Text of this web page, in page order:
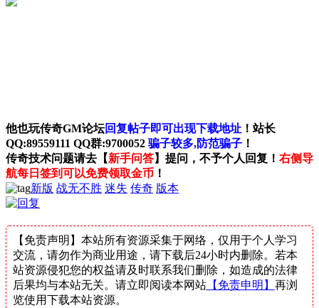
他也玩传奇GM论坛回复帖子即可出现下载地址 ！站长
QQ:89559111 QQ群:9700052 骗子较多,防范骗子 ！
传奇技术问题请去【新手问答】提问，不予个人回复！ 右侧导
航每日签到可以免费领取金币 ！
新版 战无不胜 迷失 传奇 版本
【免责声明】本站所有资源采集于网络，仅用于个人学习
交流，请勿作为商业用途，请下载后24小时内删除。若本
站资源侵犯您的权益请及时联系我们删除，如造成的法律
后果均与本站无关。请立即阅读本网站【免责申明】 再浏
览使用下载本站资源。